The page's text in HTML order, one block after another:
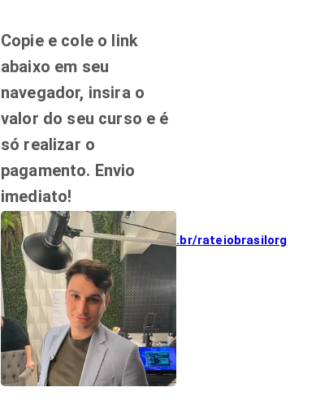
Copie e cole o link
abaixo em seu
navegador, insira o
valor do seu curso e é
só realizar o
pagamento. Envio
imediato!
http://link.mercadopago.com.br/rateiobrasilorg